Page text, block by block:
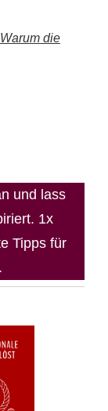
Warum die
und lass
1x
Tipps für